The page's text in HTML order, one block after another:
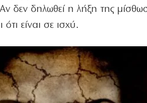
δεν δηλωθεί η λήξη της
είναι σε ισχύ.